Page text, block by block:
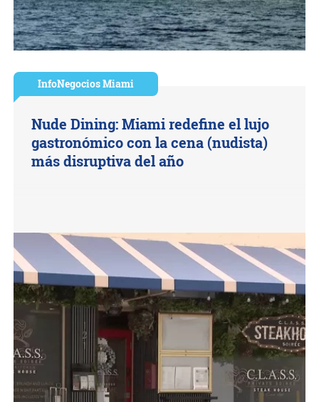
InfoNegocios Miami
Nude Dining: Miami redefine el lujo
gastronómico con la cena (nudista)
más disruptiva del año